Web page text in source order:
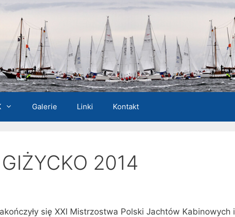
Galerie Linki Kontakt
2014
się XXI Mistrzostwa Polski Jachtów Kabinowych i